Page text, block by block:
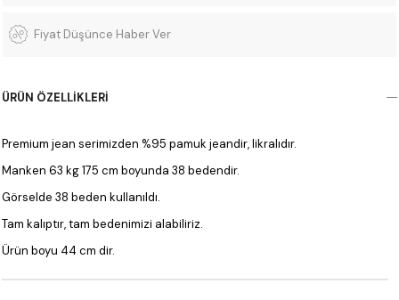
Fiyat Düşünce Haber Ver
ÜRÜN ÖZELLIKLERI
Premium jean serimizden %95 pamuk jeandir, likralıdır.
Manken 63 kg 175 cm boyunda 38 bedendir.
Görselde 38 beden kullanıldı.
Tam kalıptır, tam bedenimizi alabiliriz.
Ürün boyu 44 cm dir.